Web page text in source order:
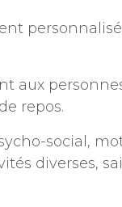
aux
repos.
social,
diverses,